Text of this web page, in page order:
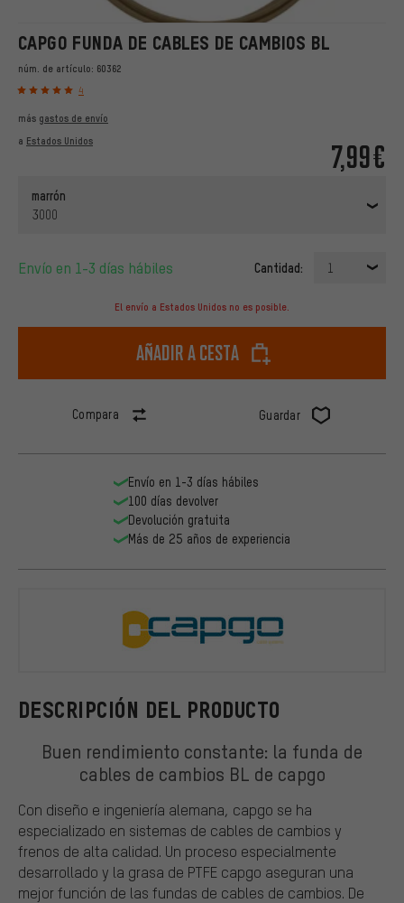
CAPGO FUNDA DE CABLES DE CAMBIOS BL
núm. de artículo: 60362
4
7,99€
más gastos de envío
a Estados Unidos
marrón
3000
Envío en 1-3 días hábiles Cantidad: 1
El envío a Estados Unidos no es posible.
Añadir a cesta
Compara Guardar
DESCRIPCIÓN DEL PRODUCTO
Buen rendimiento constante: la funda de
cables de cambios BL de capgo
Con diseño e ingeniería alemana, capgo se ha
especializado en sistemas de cables de cambios y
frenos de alta calidad. Un proceso especialmente
desarrollado y la grasa de PTFE capgo aseguran una
mejor función de las fundas de cables de cambios. De
Envío en 1-3 días hábiles
100 días devolver
Devolución gratuita
Más de 25 años de experiencia
capgo